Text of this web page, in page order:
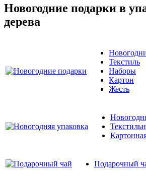
Новогодние подарки в
дерева
Текстиль
Наборы
Картон
Жесть
Подарочный